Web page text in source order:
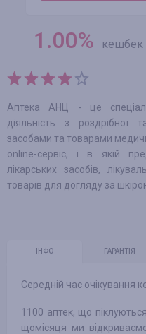
1.00% кешбек
Аптека АНЦ - це
діяльність з роздрібної
засобами та товарами
online-сервіс, і в якій
лікарських засобів,
товарів для догляду за
ІНФО ГАРАНТІЯ
Середній час очікування
1100 аптек, що
щомісяця ми